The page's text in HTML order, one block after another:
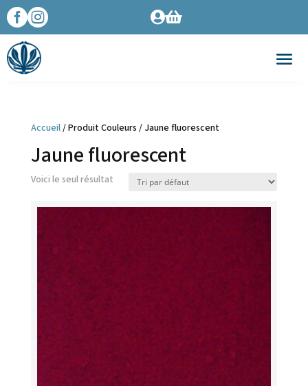
 
Accueil/ Produit Couleurs / Jaune fluorescent
Jaune fluorescent
Voici le seul résultat